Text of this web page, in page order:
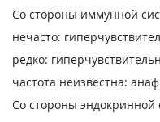
Со стороны иммунной
нечасто:
редко:
частота неизвестна:
Со стороны эндокринной